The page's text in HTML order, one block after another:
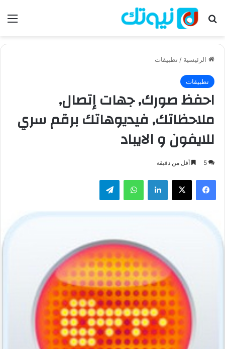
بحث عن
الرئيسية / تطبيقات
تطبيقات
احفظ صورك, جهات إتصال,
ملاحظاتك, فيديوهاتك برقم سري
للايفون و الايباد
5 أقل من دقيقة
فيسبوك لينكدإن واتساب